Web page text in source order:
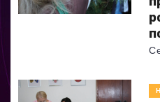
п